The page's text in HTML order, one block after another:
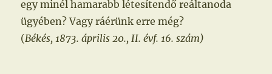
egy minél hamarabb létesítendő reáltanoda
ügyében? Vagy ráérünk erre még?
(Békés, 1873. április 20., II. évf. 16. szám)